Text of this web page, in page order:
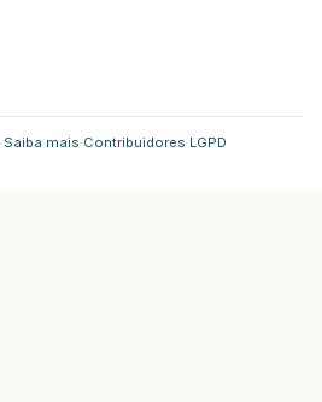
Saiba mais Contribuidores LGPD